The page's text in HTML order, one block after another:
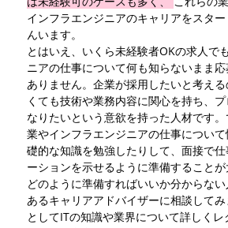
インフラエンジニアのキャリアをスタ
んいます。
とはいえ、いくら未経験者OKの求人で
ニアの仕事について何も知らないまま
ありません。企業が採用したいと考え
くても技術や業務内容に関心を持ち、
なりたいという意欲を持った人材です
業やインフラエンジニアの仕事につい
礎的な知識を勉強したりして、面接で
ーションを示せるように準備することが
どのように準備すればいいか分からな
あるキャリアアドバイザーに相談して
としてITの知識や業界について詳しくレ